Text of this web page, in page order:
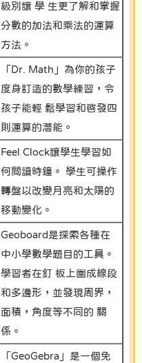
級別讓 學 生更了解和掌握
分數的加法和乘法的運算
方法。
「Dr. Math」為你的孩子
度身訂造的數學練習，令
孩子能輕 鬆學習和啓發四
則運算的潛能。
Feel Clock讓學生學習如
何閲讀時鐘。 學生可操作
轉盤以改變月亮和太陽的
移動變化。
Geoboard是探索各種在
中小學數學題目的工具。
學習者在釘 板上圍成線段
和多邊形，並發現周界，
面積，角度等不同的 關
係。
「GeoGebra」是一個免